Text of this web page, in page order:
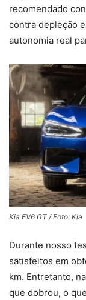
recomendado
contra depleção
autonomia real
Kia EV6 GT / Foto: Kia
Durante nosso
satisfeitos em
km. Entretanto,
que dobrou, o